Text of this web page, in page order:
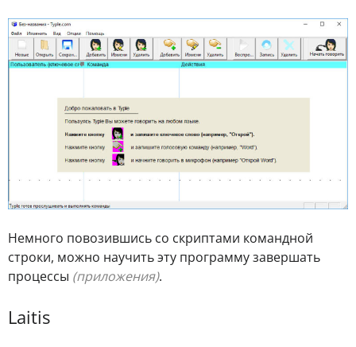
Немного повозившись со скриптами командной
строки, можно научить эту программу завершать
процессы (приложения).
Laitis